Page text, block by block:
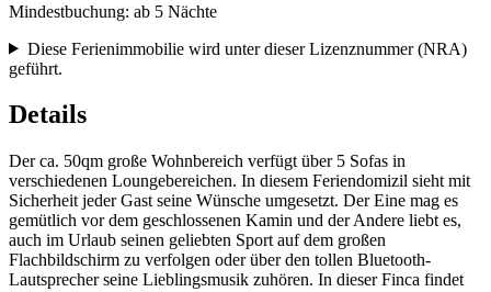
Mindestbuchung: ab 5 Nächte
Diese Ferienimmobilie wird unter dieserLizenznummer (NRA)
geführt.
Details
Der ca. 50qm große Wohnbereich verfügt über 5 Sofas in
verschiedenen Loungebereichen. In diesem Feriendomizil sieht mit
Sicherheit jeder Gast seine Wünsche umgesetzt. Der Eine mag es
gemütlich vor dem geschlossenen Kamin und der Andere liebt es,
auch im Urlaub seinen geliebten Sport auf dem großen
Flachbildschirm zu verfolgen oder über den tollen Bluetooth-
Lautsprecher seine Lieblingsmusik zuhören. In dieser Finca findet